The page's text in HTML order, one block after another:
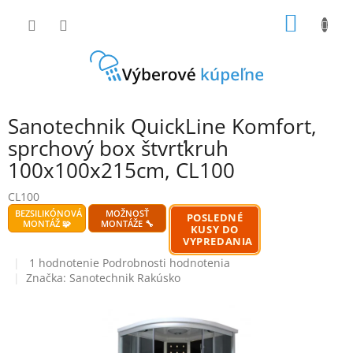
Sanotechnik QuickLine Komfort,
sprchový box štvrťkruh
100x100x215cm, CL100
CL100
BEZSILIKÓNOVÁ
MONTÁŽ 🧩
MOŽNOSŤ
MONTÁŽE 🔧
POSLEDNÉ
KUSY DO
VYPREDANIA
Priemerné
hodnotenie
1 hodnotenie Podrobnosti hodnotenia
Značka: Sanotechnik Rakúsko